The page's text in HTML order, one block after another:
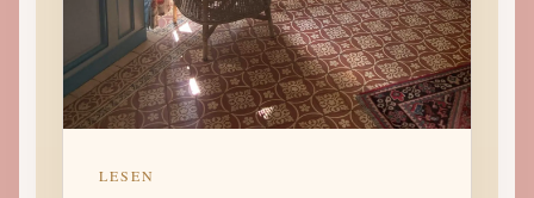
LESEN